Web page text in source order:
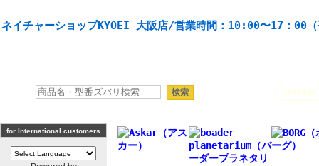
ネイチャーショップKYOEI 大阪店/営業時間：10:00〜17：00（
Seestar
for International customers